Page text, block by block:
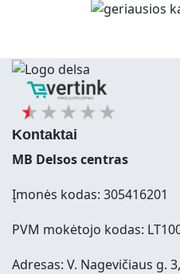
Kontaktai
MB Delsos centras
Įmonės kodas: 305416201
PVM mokėtojo kodas:
Adresas: V. Nagevičiaus g.